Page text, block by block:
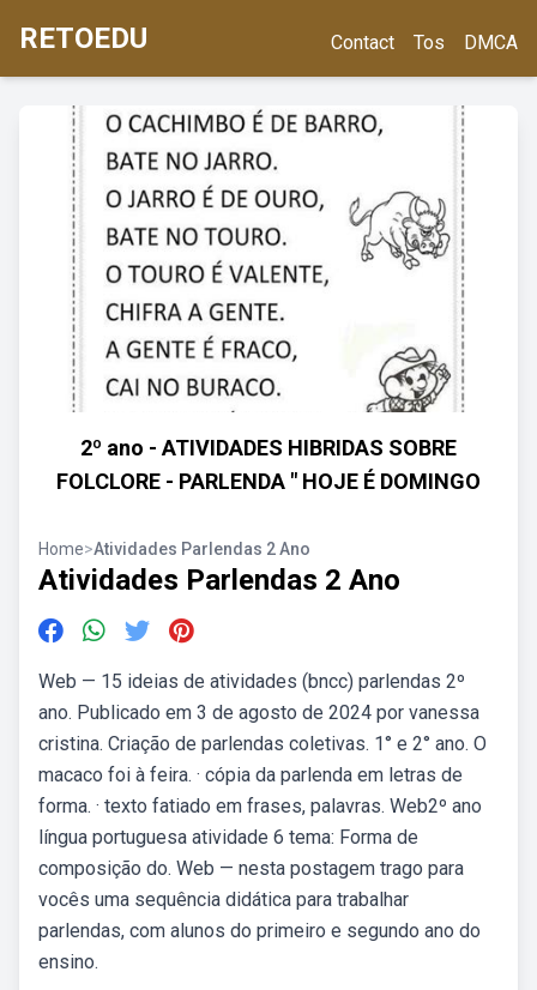
RETOEDU Contact Tos DMCA
2º ano - ATIVIDADES HIBRIDAS SOBRE
FOLCLORE - PARLENDA " HOJE É DOMINGO
Home>Atividades Parlendas 2 Ano
Atividades Parlendas 2 Ano
Web — 15 ideias de atividades (bncc) parlendas 2º
ano. Publicado em 3 de agosto de 2024 por vanessa
cristina. Criação de parlendas coletivas. 1° e 2° ano. O
macaco foi à feira. · cópia da parlenda em letras de
forma. · texto fatiado em frases, palavras. Web2º ano
língua portuguesa atividade 6 tema: Forma de
composição do. Web — nesta postagem trago para
vocês uma sequência didática para trabalhar
parlendas, com alunos do primeiro e segundo ano do
ensino.